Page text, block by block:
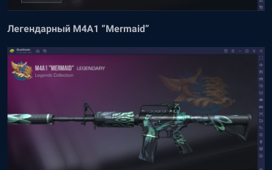
Легендарный M4A1 “Mermaid”